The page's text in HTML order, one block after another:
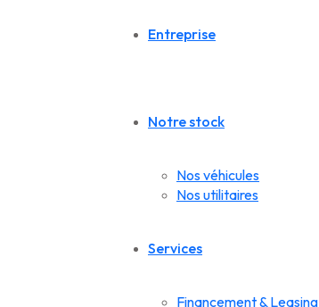
Entreprise
Notre stock
Nos véhicules
Nos utilitaires
Services
Financement & Leasing